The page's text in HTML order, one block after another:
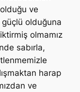
ve
güçlü olduğuna
olmamız
sabırla,
harap
ve